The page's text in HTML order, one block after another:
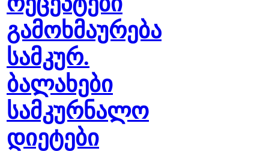
გამოხმაურება
სამკურ.
ბალახები
სამკურნალო
დიეტები